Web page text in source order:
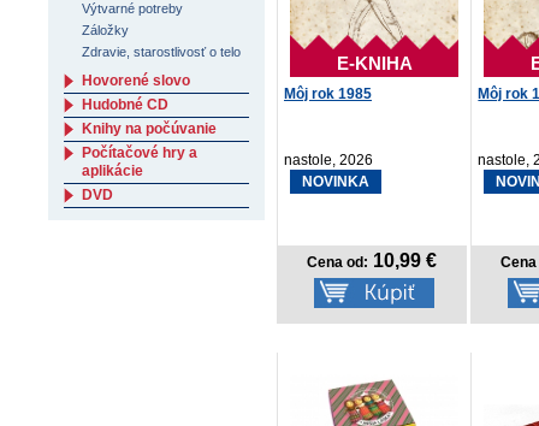
E-KNIHA
Môj rok 1985
nastole, 2026
NOVINKA
Cena od: 10,99 €
Môj rok
nastole,
Výtvarné potreby
Záložky
Zdravie, starostlivosť o telo
Hovorené slovo
Hudobné CD
Knihy na počúvanie
Počítačové hry a
aplikácie
DVD